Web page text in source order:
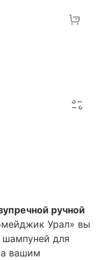
ручной
Урал» вы
для
вашим